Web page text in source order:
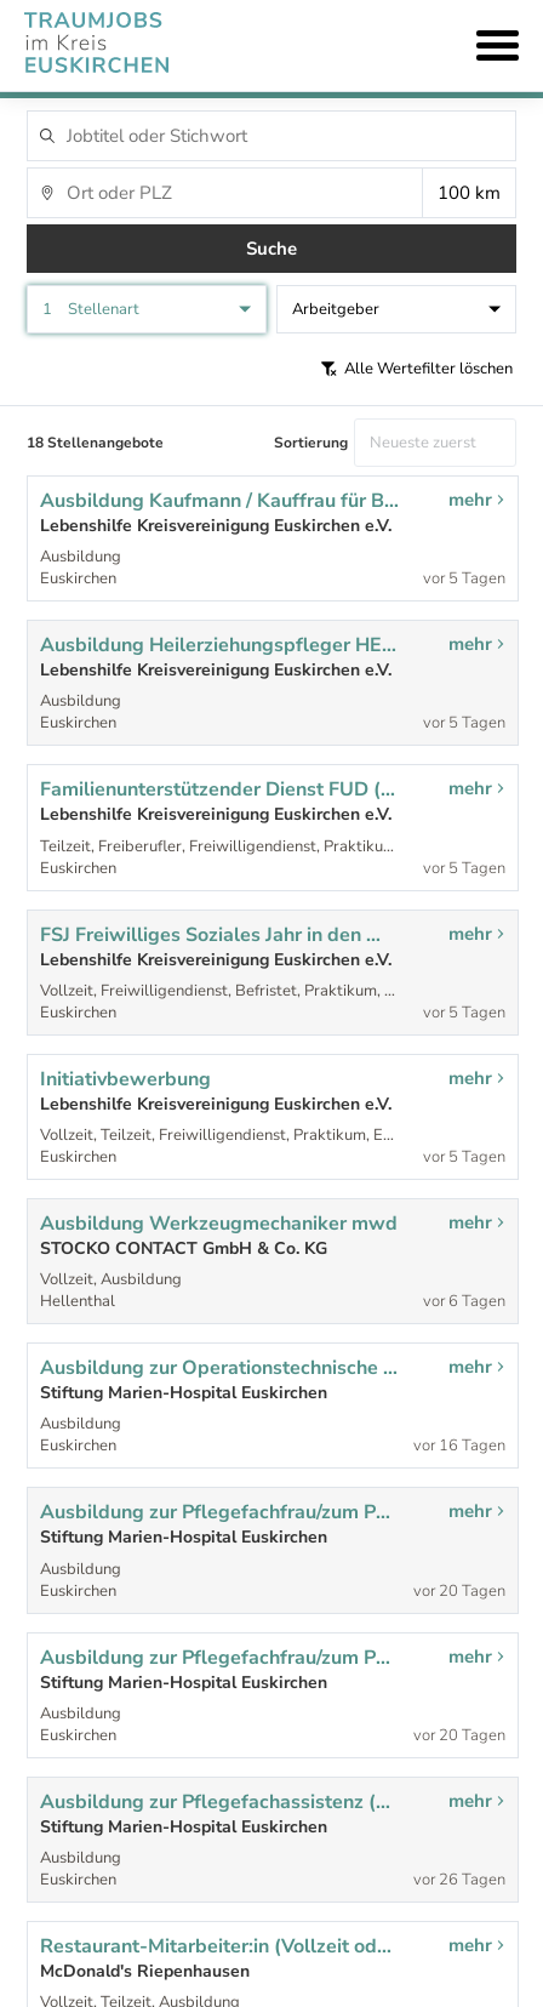
Suche
1 Stellenart Arbeitgeber
Alle Wertefilter löschen
18 Stellenangebote Sortierung
Ausbildung Kaufmann / Kauffrau für Büromanagement ab 2027 (m/w/d)
Lebenshilfe Kreisvereinigung Euskirchen e.V.
Ausbildung
Euskirchen
mehr
vor 5 Tagen
Ausbildung Heilerziehungspfleger HEP ab 2027 (m/w/d)
Lebenshilfe Kreisvereinigung Euskirchen e.V.
Ausbildung
Euskirchen
mehr
vor 5 Tagen
Familienunterstützender Dienst FUD (m/w/d)
Lebenshilfe Kreisvereinigung Euskirchen e.V.
Teilzeit, Freiberufler, Freiwilligendienst, Praktikum, Ehrenamtlich, Ausbildung, Sonstige
Euskirchen
mehr
vor 5 Tagen
FSJ Freiwilliges Soziales Jahr in den Wohnstätten ab 1.10.2027 (m/w/d)
Lebenshilfe Kreisvereinigung Euskirchen e.V.
Vollzeit, Freiwilligendienst, Befristet, Praktikum, Ausbildung, Sonstige
Euskirchen
mehr
vor 5 Tagen
Initiativbewerbung
Lebenshilfe Kreisvereinigung Euskirchen e.V.
Vollzeit, Teilzeit, Freiwilligendienst, Praktikum, Ehrenamtlich, Ausbildung, Sonstige
Euskirchen
mehr
vor 5 Tagen
Ausbildung Werkzeugmechaniker mwd
STOCKO CONTACT GmbH & Co. KG
Vollzeit, Ausbildung
Hellenthal
mehr
vor 6 Tagen
Ausbildung zur Operationstechnische Assistenz (m/w/d)
Stiftung Marien-Hospital Euskirchen
Ausbildung
Euskirchen
mehr
vor 16 Tagen
Ausbildung zur Pflegefachfrau/zum Pflegefachmann (w/m/d) - Ausbildungsträger Seniorenzentrum Marien-Hospital Euskirchen
Stiftung Marien-Hospital Euskirchen
Ausbildung
Euskirchen
mehr
vor 20 Tagen
Ausbildung zur Pflegefachfrau/zum Pflegefachmann (w/m/d) - Ausbildungsträger Marien-Hospital Euskirchen
Stiftung Marien-Hospital Euskirchen
Ausbildung
Euskirchen
mehr
vor 20 Tagen
Ausbildung zur Pflegefachassistenz (w/m/d), 1 Jahr
Stiftung Marien-Hospital Euskirchen
Ausbildung
Euskirchen
mehr
vor 26 Tagen
Restaurant-Mitarbeiter:in (Vollzeit oder Teilzeit)
McDonald's Riepenhausen
Vollzeit, Teilzeit, Ausbildung
mehr